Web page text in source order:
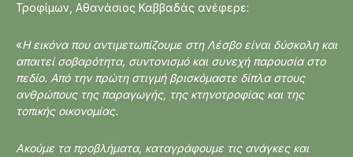
Τροφίμων, Αθανάσιος Καββαδάς ανέφερε:
«Η εικόνα που αντιμετωπίζουμε στη Λέσβο είναι δύσκολη και
απαιτεί σοβαρότητα, συντονισμό και συνεχή παρουσία στο
πεδίο. Από την πρώτη στιγμή βρισκόμαστε δίπλα στους
ανθρώπους της παραγωγής, της κτηνοτροφίας και της
τοπικής οικονομίας.
Ακούμε τα προβλήματα, καταγράφουμε τις ανάγκες και